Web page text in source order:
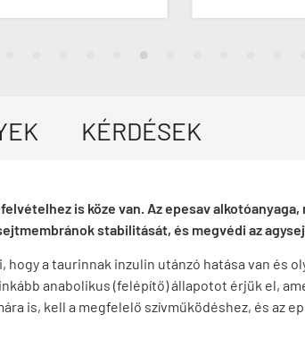
KÉRDÉSEK
is köze van. Az epesav
stabilitását, és megvédi az
a taurinnak inzulin utánzó hatása van és
anabolikus (felépítő) állapotot érjük el,
is, kell a megfelelő szívműködéshez, és az